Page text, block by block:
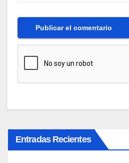
Entradas Recientes